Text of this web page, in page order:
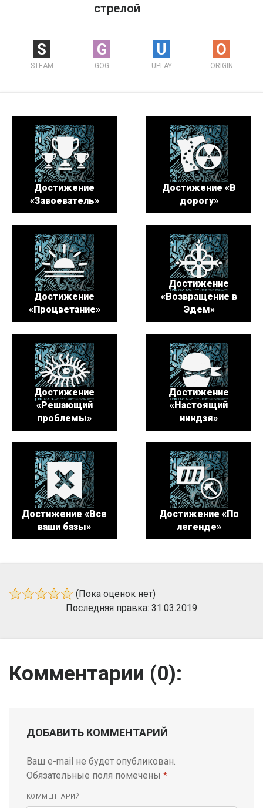
стрелой
S
STEAM
G
GOG
U
UPLAY
O
ORIGIN
Достижение
«Завоеватель»
Достижение «В
дорогу»
Достижение
«Процветание»
Достижение
«Возвращение в
Эдем»
Достижение
«Решающий
проблемы»
Достижение
«Настоящий
ниндзя»
Достижение «Все
ваши базы»
Достижение «По
легенде»
(Пока оценок нет)
Последняя правка: 31.03.2019
Комментарии (0):
ДОБАВИТЬ КОММЕНТАРИЙ
Ваш e-mail не будет опубликован.
Обязательные поля помечены *
КОММЕНТАРИЙ